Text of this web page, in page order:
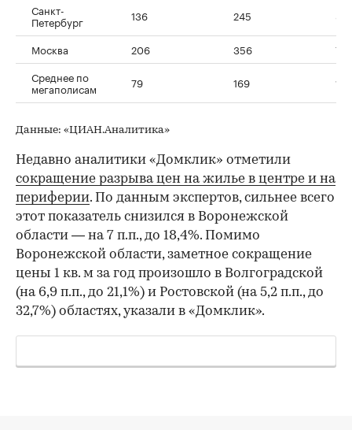
Санкт-
Петербург 136 245
Москва 206 356
Среднее по
мегаполисам 79 169
Данные: «ЦИАН.Аналитика»
Недавно аналитики «Домклик» отметили
сокращение разрыва цен на жилье в центре и на
периферии. По данным экспертов, сильнее всего
этот показатель снизился в Воронежской
области — на 7 п.п., до 18,4%. Помимо
Воронежской области, заметное сокращение
цены 1 кв. м за год произошло в Волгоградской
(на 6,9 п.п., до 21,1%) и Ростовской (на 5,2 п.п., до
32,7%) областях, указали в «Домклик».